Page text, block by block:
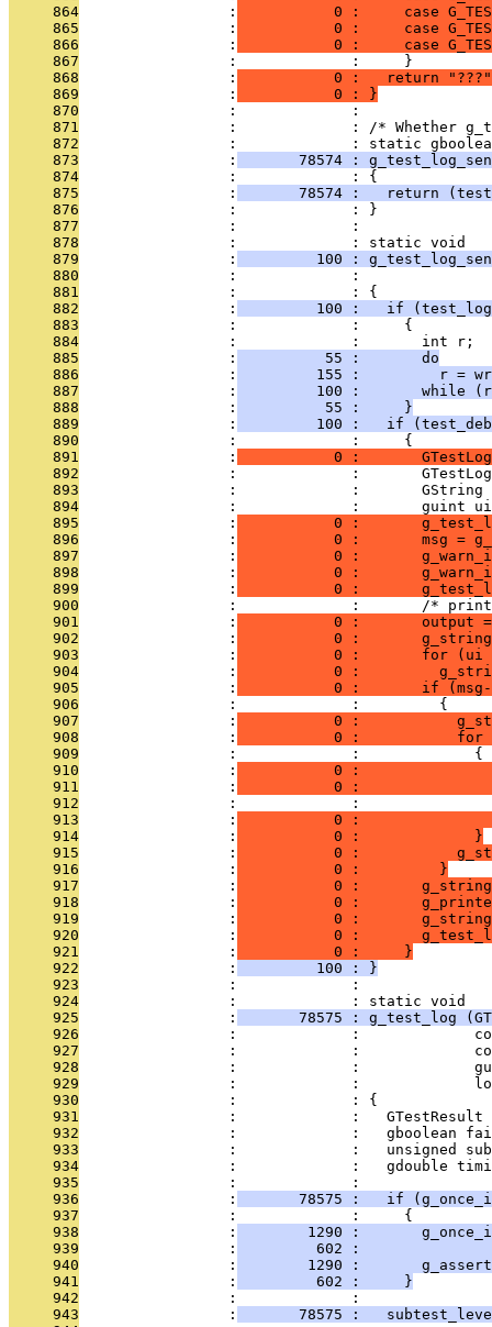
     864
                 :
0 :     case
     865
                 :
0 :     case
     866
                 :
0 :     case
     867
                 :             :     }
     868
                 :
0 :   return
     869
                 :
           0 : }
     870
                 :             :
     871
:             : /* Whether
     872
:             : static
     873
                 :
78574 :
     874
                 :             : {
     875
                 :
78574 :   return
     876
                 :             : }
     877
                 :             :
     878
                 :             : static void
     879
                 :
100 :
     880
:             :
     881
                 :             : {
     882
                 :
100 :   if
     883
                 :             :     {
     884
                 :             :       int r;
     885
                 :
          55 :       do
     886
                 :
155 :         r =
     887
                 :
100 :       while
     888
                 :
          55 :     }
     889
                 :
100 :   if
     890
                 :             :     {
     891
                 :
0 :
     892
:             :
     893
:             :       GString
     894
:             :       guint
     895
                 :
0 :
     896
                 :
0 :       msg =
     897
                 :
0 :
     898
                 :
0 :
     899
                 :
0 :
     900
:             :       /*
     901
                 :
0 :       output
     902
                 :
0 :
     903
                 :
0 :       for (ui
     904
                 :
0 :
     905
                 :
0 :       if
     906
                 :             :         {
     907
                 :
0 :
     908
                 :
0 :           for
     909
                 :             :             {
     910
                 :
0 :
     911
                 :
0 :
     912
:             :
     913
                 :
0 :
     914
                 :
           0 :             }
     915
                 :
0 :
     916
                 :
           0 :         }
     917
                 :
0 :
     918
                 :
0 :
     919
                 :
0 :
     920
                 :
0 :
     921
                 :
           0 :     }
     922
                 :
         100 : }
     923
                 :             :
     924
                 :             : static void
     925
                 :
78575 : g_test_log
     926
:             :
     927
:             :
     928
:             :
     929
:             :
     930
                 :             : {
     931
:             :   GTestResult
     932
:             :   gboolean
     933
:             :   unsigned
     934
:             :   gdouble
     935
                 :             :
     936
                 :
78575 :   if
     937
                 :             :     {
     938
                 :
1290 :
     939
                 :
602 :
     940
                 :
1290 :
     941
                 :
         602 :     }
     942
                 :             :
     943
                 :
78575 :